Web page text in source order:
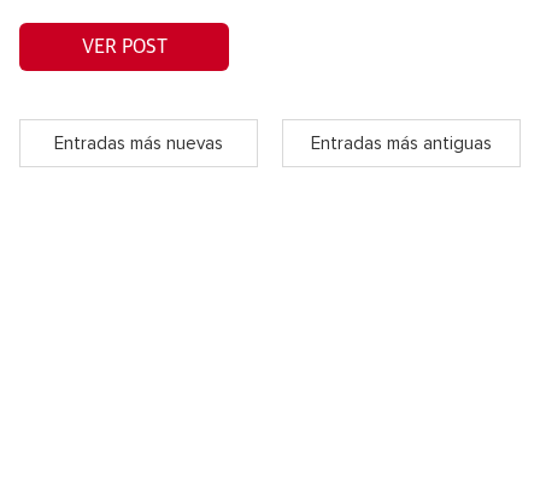
VER POST
Entradas más nuevas Entradas más antiguas